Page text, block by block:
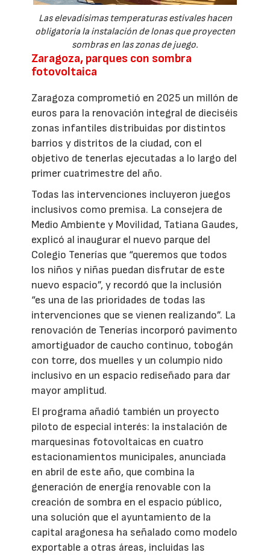
Las elevadísimas temperaturas estivales hacen
obligatoria la instalación de lonas que proyecten
sombras en las zonas de juego.
Zaragoza, parques con sombra
fotovoltaica
Zaragoza comprometió en 2025 un millón de
euros para la renovación integral de dieciséis
zonas infantiles distribuidas por distintos
barrios y distritos de la ciudad, con el
objetivo de tenerlas ejecutadas a lo largo del
primer cuatrimestre del año.
Todas las intervenciones incluyeron juegos
inclusivos como premisa. La consejera de
Medio Ambiente y Movilidad, Tatiana Gaudes,
explicó al inaugurar el nuevo parque del
Colegio Tenerías que “queremos que todos
los niños y niñas puedan disfrutar de este
nuevo espacio”, y recordó que la inclusión
“es una de las prioridades de todas las
intervenciones que se vienen realizando”. La
renovación de Tenerías incorporó pavimento
amortiguador de caucho continuo, tobogán
con torre, dos muelles y un columpio nido
inclusivo en un espacio rediseñado para dar
mayor amplitud.
El programa añadió también un proyecto
piloto de especial interés: la instalación de
marquesinas fotovoltaicas en cuatro
estacionamientos municipales, anunciada
en abril de este año, que combina la
generación de energía renovable con la
creación de sombra en el espacio público,
una solución que el ayuntamiento de la
capital aragonesa ha señalado como modelo
exportable a otras áreas, incluidas las